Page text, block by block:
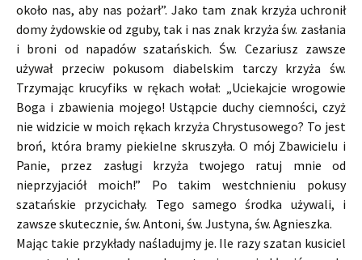
około nas, aby nas pożarł”. Jako tam znak krzyża uchronił
domy żydowskie od zguby, tak i nas znak krzyża św. zasłania
i broni od napadów szatańskich. Św. Cezariusz zawsze
używał przeciw pokusom diabelskim tarczy krzyża św.
Trzymając krucyfiks w rękach wołał: „Uciekajcie wrogowie
Boga i zbawienia mojego! Ustąpcie duchy ciemności, czyż
nie widzicie w moich rękach krzyża Chrystusowego? To jest
broń, która bramy piekielne skruszyła. O mój Zbawicielu i
Panie, przez zasługi krzyża twojego ratuj mnie od
nieprzyjaciół moich!” Po takim westchnieniu pokusy
szatańskie przycichały. Tego samego środka używali, i
zawsze skutecznie, św. Antoni, św. Justyna, św. Agnieszka.
Mając takie przykłady naśladujmy je. Ile razy szatan kusiciel